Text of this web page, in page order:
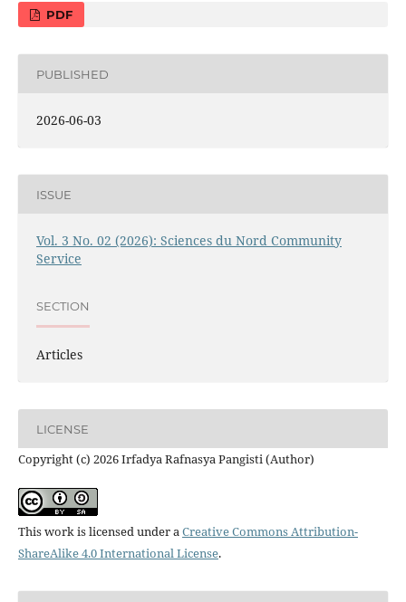
PDF
PUBLISHED
2026-06-03
ISSUE
Vol. 3 No. 02 (2026): Sciences du Nord Community
Service
SECTION
Articles
LICENSE
Copyright (c) 2026 Irfadya Rafnasya Pangisti (Author)
This work is licensed under aCreative Commons Attribution-
ShareAlike 4.0 International License.